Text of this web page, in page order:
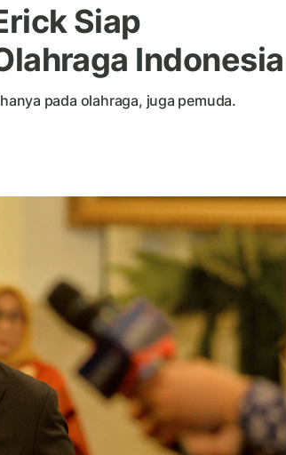
Siap
Indonesia
pada olahraga, juga pemuda.